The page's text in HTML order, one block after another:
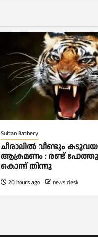
Sultan Bathery
ചീരാലിൽ വീണ്ടും
ആക്രമണം : രണ്ട്
കൊന്ന് തിന്നു
20 hours ago news desk